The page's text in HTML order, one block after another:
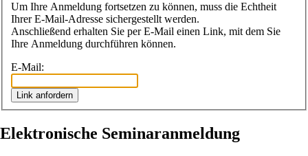
Um Ihre Anmeldung fortsetzen zu können, muss die Echtheit
Ihrer E-Mail-Adresse sichergestellt werden.
Anschließend erhalten Sie per E-Mail einen Link, mit dem Sie
Ihre Anmeldung durchführen können.
E-Mail:
Link anfordern
Elektronische Seminaranmeldung